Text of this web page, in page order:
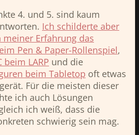
4. und 5. sind kaum
Ich schilderte aber
meiner Erfahrung das
Pen & Paper-Rollenspiel,
beim LARP und die
beim Tabletop oft etwas
Für die meisten dieser
ich auch Lösungen
ich weiß, dass die
schwierig sein mag.